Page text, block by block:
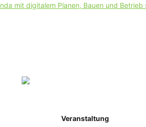
mit digitalem Planen, Bauen und
Veranstaltung